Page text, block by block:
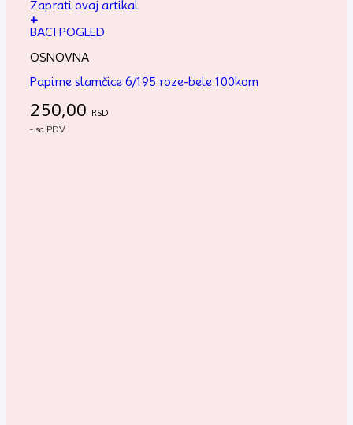
Zaprati ovaj artikal
+
BACI POGLED
OSNOVNA
Papirne slamčice 6/195 roze-bele 100kom
250,00 RSD
- sa PDV